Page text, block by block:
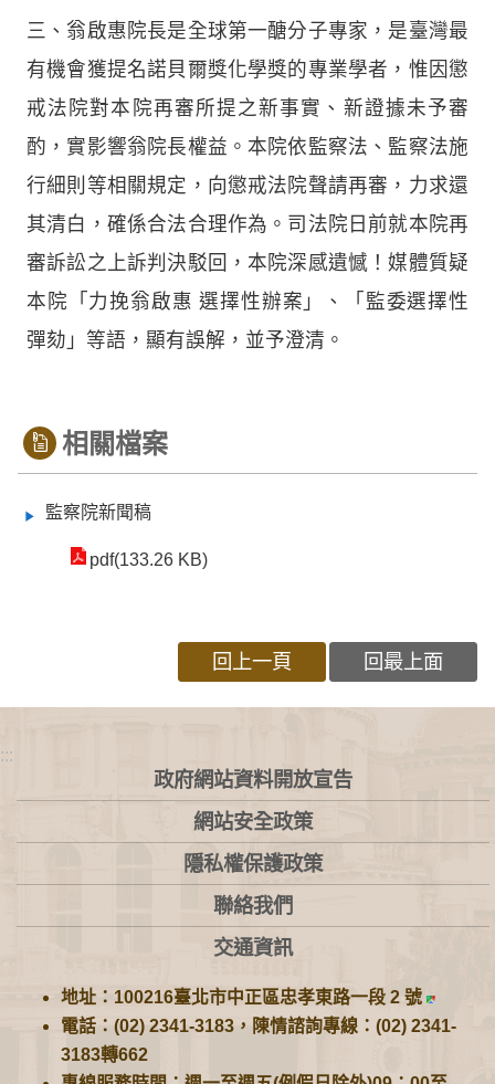
三、翁啟惠院長是全球第一醣分子專家，是臺灣最
有機會獲提名諾貝爾獎化學獎的專業學者，惟因懲
戒法院對本院再審所提之新事實、新證據未予審
酌，實影響翁院長權益。本院依監察法、監察法施
行細則等相關規定，向懲戒法院聲請再審，力求還
其清白，確係合法合理作為。司法院日前就本院再
審訴訟之上訴判決駁回，本院深感遺憾！媒體質疑
本院「力挽翁啟惠 選擇性辦案」、「監委選擇性
彈劾」等語，顯有誤解，並予澄清。
相關檔案
監察院新聞稿
pdf(133.26 KB)
回上一頁 回最上面
:::
政府網站資料開放宣告
網站安全政策
隱私權保護政策
聯絡我們
交通資訊
地址：100216臺北市中正區忠孝東路一段 2 號
電話：(02) 2341-3183，陳情諮詢專線：(02) 2341-
3183轉662